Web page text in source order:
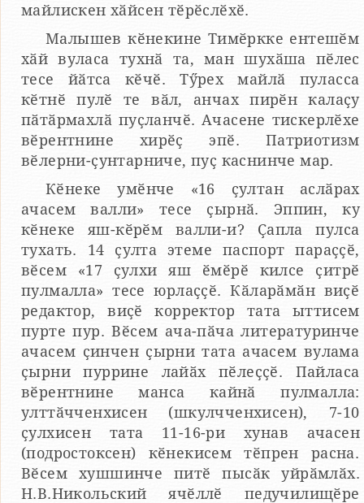
майлискен хӑйсен тӗрӗслӗхӗ.
Малышев кӗнекине Тимӗркке ентешӗм
хӑй вуласа тухнӑ та, ман шухӑша пӗлес
тесе йӑтса кӗчӗ. Тӳрех майлӑ пуласса
кӗтнӗ пулӗ те вӑл, анчах пирӗн калаҫу
пӑтӑрмахлӑ пуҫланчӗ. Ачасене тискерлӗхе
вӗрентнине хирӗҫ эпӗ. Патриотизм
вӗлерни-ҫунтарниче, пуҫ каснинче мар.
Кӗнеке умӗнче «16 ҫултан аслӑрах
ачасем валли» тесе ҫырнӑ. Эппин, ку
кӗнеке яш-кӗрӗм валли-и? Ҫапла пулса
тухать. 14 ҫулта этеме паспорт параҫҫӗ,
вӗсем «17 ҫулхи яш ӗмӗрӗ килсе ҫитрӗ
пулмалла» тесе юрлаҫҫӗ. Кӑларӑмӑн виҫӗ
редактор, виҫӗ корректор тата ыттисем
пурте пур. Вӗсем ача-пӑча литературинче
ачасем ҫинчен ҫырни тата ачасем вулама
ҫырни пуррине лайӑх пӗлеҫҫӗ. Пайласа
вӗрентнине манса кайнӑ пулмалла:
улттӑчченхисен (шкулчченхисен), 7-10
ҫулхисен тата 11-16-ри хунав ачасен
(подростоксен) кӗнекисем тӗпрен расна.
Вӗсем хушшинче питӗ пысӑк уйрӑмлӑх.
Н.В.Никольский ячӗллӗ педучилищӗре